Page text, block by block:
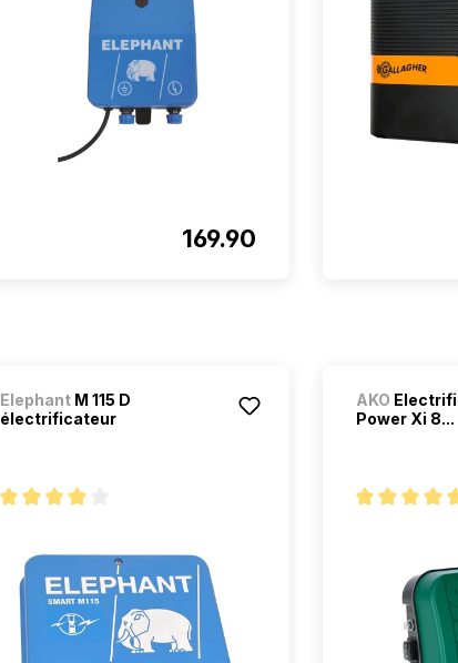
169.90
ElephantM 115 D
électrificateur
AKO
Power Xi 8...